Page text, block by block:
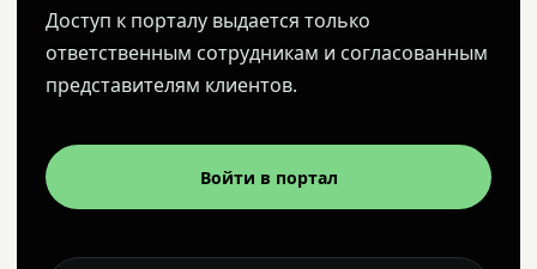
Доступ к порталу выдается только
ответственным сотрудникам и согласованным
представителям клиентов.
Войти в портал